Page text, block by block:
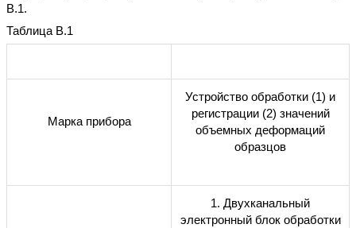
В.1.
Таблица В.1
Марка прибора
Устройство обработки (1) и
регистрации (2) значений
объемных деформаций
образцов
1. Двухканальный
электронный блок обработки